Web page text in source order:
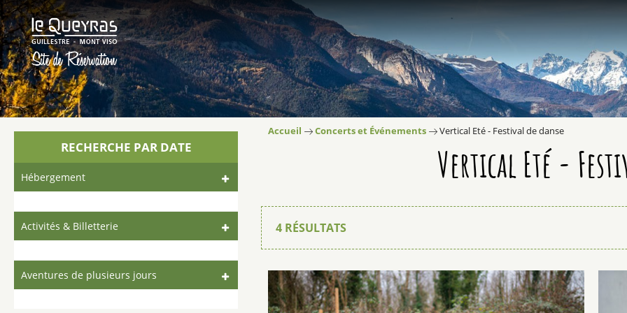
RECHERCHE PAR DATE
Hébergement
Activités & Billetterie
Aventures de plusieurs jours
Accueil Concerts et Événements Vertical Eté - Festival de danse
Vertical Eté -
4 RÉSULTATS